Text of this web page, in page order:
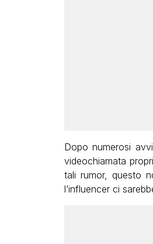
Dopo numerosi
videochiamata
tali rumor, questo
l’influencer ci